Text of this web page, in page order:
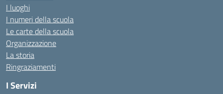
I luoghi
I numeri della scuola
Le carte della scuola
Organizzazione
La storia
Ringraziamenti
I Servizi